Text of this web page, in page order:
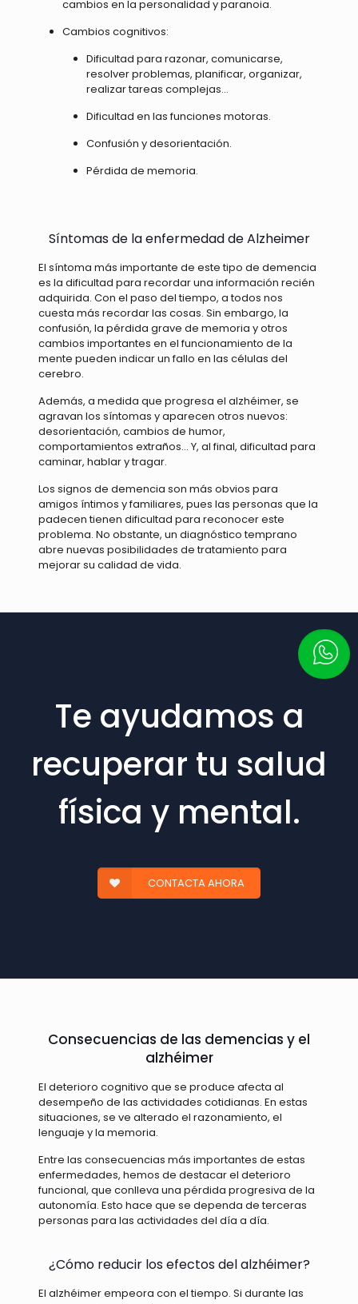
cambios en la personalidad y paranoia.
Cambios cognitivos:
Dificultad para razonar, comunicarse,
resolver problemas, planificar, organizar,
realizar tareas complejas...
Dificultad en las funciones motoras.
Confusión y desorientación.
Pérdida de memoria.
Síntomas de la enfermedad de Alzheimer
El síntoma más importante de este tipo de demencia
es la dificultad para recordar una información recién
adquirida. Con el paso del tiempo, a todos nos
cuesta más recordar las cosas. Sin embargo, la
confusión, la pérdida grave de memoria y otros
cambios importantes en el funcionamiento de la
mente pueden indicar un fallo en las células del
cerebro.
Además, a medida que progresa el alzhéimer, se
agravan los síntomas y aparecen otros nuevos:
desorientación, cambios de humor,
comportamientos extraños... Y, al final, dificultad para
caminar, hablar y tragar.
Los signos de demencia son más obvios para
amigos íntimos y familiares, pues las personas que la
padecen tienen dificultad para reconocer este
problema. No obstante, un diagnóstico temprano
abre nuevas posibilidades de tratamiento para
mejorar su calidad de vida.
Te ayudamos a
recuperar tu salud
física y mental.
CONTACTA AHORA
Consecuencias de las demencias y el
alzhéimer
El deterioro cognitivo que se produce afecta al
desempeño de las actividades cotidianas. En estas
situaciones, se ve alterado el razonamiento, el
lenguaje y la memoria.
Entre las consecuencias más importantes de estas
enfermedades, hemos de destacar el deterioro
funcional, que conlleva una pérdida progresiva de la
autonomía. Esto hace que se dependa de terceras
personas para las actividades del día a día.
¿Cómo reducir los efectos del alzhéimer?
El alzhéimer empeora con el tiempo. Si durante las